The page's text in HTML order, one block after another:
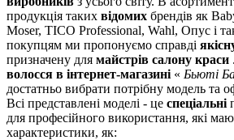
продукція таких відомих брендів як
Moser, TICO Professional, Wahl, Опус і
покупцям ми пропонуємо справді
призначену для майстрів салону краси .
волосся в інтернет-магазині « Бьюті
достатньо вибрати потрібну модель та
Всі представлені моделі - це спеціальні
для професійного використання, які
характеристики, як: